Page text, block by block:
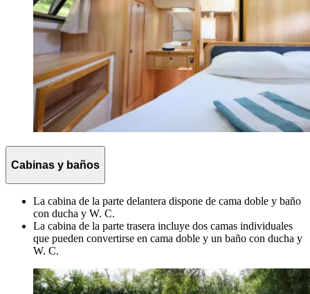
Cabinas y baños
La cabina de la parte delantera dispone de cama doble y baño
con ducha y W. C.
La cabina de la parte trasera incluye dos camas individuales
que pueden convertirse en cama doble y un baño con ducha y
W. C.